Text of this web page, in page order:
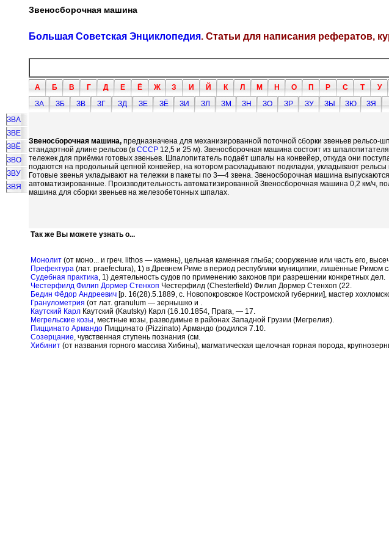
Звеносборочная машина
Большая Советская Энциклопедия. Статьи для написания рефератов,
А Б В Г Д Е Ё Ж З И Й К Л М Н О П Р С Т У
ЗА
ЗБ ЗВ ЗГ ЗД ЗЕ ЗЁ ЗИ ЗЛ ЗМ ЗН ЗО ЗР ЗУ ЗЫ ЗЮ
ЗЯ
ЗВА
ЗВЕ
ЗВЁ
ЗВО
ЗВУ
ЗВЯ
Звеносборочная машина, предназначена для механизированной поточной сборки звеньев
стандартной длине рельсов (в СССР 12,5 и 25 м). Звеносборочная машина состоит из
тележек для приёмки готовых звеньев. Шпалопитатель подаёт шпалы на конвейер, откуда они
подаются на продольный цепной конвейер, на котором раскладывают подкладки, укладывают
Готовые звенья укладывают на тележки в пакеты по 3—4 звена. Звеносборочная машина
автоматизированные. Производительность автоматизированной Звеносборочная машина 0,2 км/ч,
машина для сборки звеньев на железобетонных шпалах.
Так же Вы можете узнать о...
Монолит (от моно... и греч. lithos — камень), цельная каменная глыба; сооружение или часть его,
Префектура (лат. praefectura), 1) в Древнем Риме в период республики муниципии, лишённые Римом
Судебная практика, 1) деятельность судов по применению законов при разрешении конкретных дел.
Честерфилд Филип Дормер Стенхоп Честерфилд (Chesterfield) Филип Дормер Стенхоп (22.
Бедин Фёдор Андреевич [р. 16(28).5.1889, с. Новопокровское Костромской губернии], мастер
Гранулометрия (от лат. granulum — зернышко и .
Каутский Карл Каутский (Kautsky) Карл (16.10.1854, Прага, — 17.
Мегрельские козы, местные козы, разводимые в районах Западной Грузии (Мегрелия).
Пиццинато Армандо Пиццинато (Pizzinato) Армандо (родился 7.10.
Созерцание, чувственная ступень познания (см.
Хибинит (от названия горного массива Хибины), магматическая щелочная горная порода,